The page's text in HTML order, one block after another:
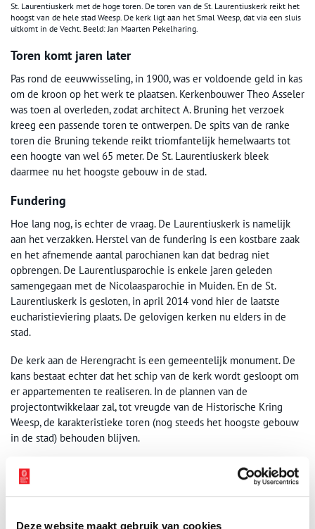
Deze website maakt gebruik van cookies
St. Laurentiuskerk met de hoge toren. De toren van de St. Laurentiuskerk reikt het
hoogst van de hele stad Weesp. De kerk ligt aan het Smal Weesp, dat via een sluis
uitkomt in de Vecht. Beeld: Jan Maarten Pekelharing.
Toren komt jaren later
Pas rond de eeuwwisseling, in 1900, was er voldoende geld in kas
om de kroon op het werk te plaatsen. Kerkenbouwer Theo Asseler
was toen al overleden, zodat architect A. Bruning het verzoek
kreeg een passende toren te ontwerpen. De spits van de ranke
toren die Bruning tekende reikt triomfantelijk hemelwaarts tot
een hoogte van wel 65 meter. De St. Laurentiuskerk bleek
daarmee nu het hoogste gebouw in de stad.
Fundering
Hoe lang nog, is echter de vraag. De Laurentiuskerk is namelijk
aan het verzakken. Herstel van de fundering is een kostbare zaak
en het afnemende aantal parochianen kan dat bedrag niet
opbrengen. De Laurentiusparochie is enkele jaren geleden
samengegaan met de Nicolaasparochie in Muiden. En de St.
Laurentiuskerk is gesloten, in april 2014 vond hier de laatste
eucharistieviering plaats. De gelovigen kerken nu elders in de
stad.
De kerk aan de Herengracht is een gemeentelijk monument. De
kans bestaat echter dat het schip van de kerk wordt gesloopt om
er appartementen te realiseren. In de plannen van de
projectontwikkelaar zal, tot vreugde van de Historische Kring
Weesp, de karakteristieke toren (nog steeds het hoogste gebouw
in de stad) behouden blijven.
Bronnen
A.J. Zondergeld-Hamer, ‘De Geschiedenis van Weesp – Van prehi
‘Weesp Monumentenstad’, monumentenspecial van Historisch